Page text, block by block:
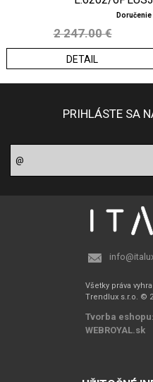
Doručenie
2 247.00 €
DETAIL
PRIHLÁSTE SA
Všetky práva
Trendlux s.r.o. ©
Tvorba eshopu:
WEBROYAL.sk